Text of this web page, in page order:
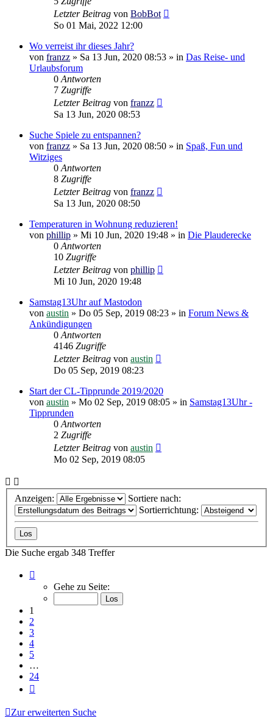
Letzter Beitrag von BobBot
So 01 Mai, 2022 12:00
Wo verreist ihr dieses Jahr?
von franzz » Sa 13 Jun, 2020 08:53 » in Das Reise- und
Urlaubsforum
0Antworten
7 Zugriffe
Letzter Beitrag von franzz
Sa 13 Jun, 2020 08:53
Suche Spiele zu entspannen?
von franzz » Sa 13 Jun, 2020 08:50 » in Spaß, Fun und
Witziges
0Antworten
8 Zugriffe
Letzter Beitrag von franzz
Sa 13 Jun, 2020 08:50
Temperaturen in Wohnung reduzieren!
von phillip » Mi 10 Jun, 2020 19:48 » in Die Plauderecke
0Antworten
10 Zugriffe
Letzter Beitrag von phillip
Mi 10 Jun, 2020 19:48
Samstag13Uhr auf Mastodon
von austin » Do 05 Sep, 2019 08:23 » in Forum News &
Ankündigungen
0Antworten
4146 Zugriffe
Letzter Beitrag von austin
Do 05 Sep, 2019 08:23
Start der CL-Tipprunde 2019/2020
von austin » Mo 02 Sep, 2019 08:05 » in Samstag13Uhr -
Tipprunden
0Antworten
2 Zugriffe
Letzter Beitrag von austin
Mo 02 Sep, 2019 08:05
Anzeigen:
Sortiere nach:
Sortierrichtung:
Die Suche ergab 348 Treffer
von
Gehe zu Seite:
1
2
3
4
5
…
24
Zur erweiterten Suche